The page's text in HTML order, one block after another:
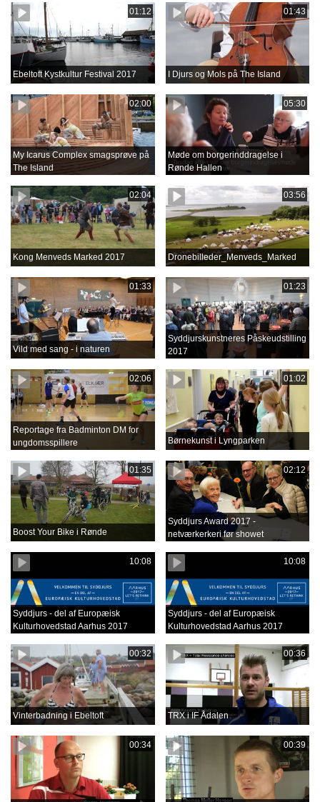
01:12
Ebeltoft Kystkultur Festival 2017
01:43
I Djurs og Mols på The Island
02:00
My Icarus Complex smagsprøve på
The Island
05:30
Møde om borgerinddragelse i
Rønde Hallen
02:04
Kong Menveds Marked 2017
03:56
Dronebilleder_Menveds_Marked
01:33
Vild med sang - i naturen
01:23
Syddjurskunstneres Påskeudstilling
2017
02:06
Reportage fra Badminton DM for
ungdomsspillere
01:02
Børnekunst i Lyngparken
01:35
Boost Your Bike i Rønde
02:12
Syddjurs Award 2017 -
netværkerkeri før showet
10:08
Syddjurs - del af Europæisk
Kulturhovedstad Aarhus 2017
10:08
Syddjurs - del af Europæisk
Kulturhovedstad Aarhus 2017
00:32
Vinterbadning i Ebeltoft
00:36
TRX i IF Ådalen
00:34 00:39